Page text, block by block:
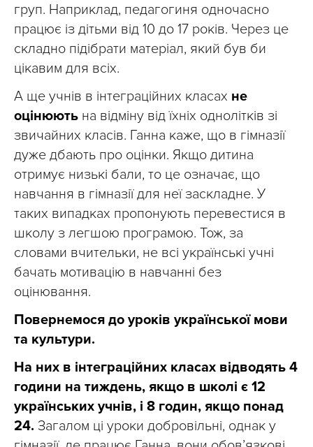
груп. Наприклад, педагогиня одночасно
працює із дітьми від 10 до 17 років. Через це
складно підібрати матеріал, який був би
цікавим для всіх.
А ще учнів в інтеграційних класах не
оцінюють на відміну від їхніх однолітків зі
звичайних класів. Ганна каже, що в гімназії
дуже дбають про оцінки. Якщо дитина
отримує низькі бали, то це означає, що
навчання в гімназії для неї заскладне. У
таких випадках пропонують перевестися в
школу з легшою програмою. Тож, за
словами вчительки, не всі українські учні
бачать мотивацію в навчанні без
оцінювання.
Повернемося до уроків української мови
та культури.
На них в інтеграційних класах відводять 4
години на тиждень, якщо в школі є 12
українських учнів, і 8 годин, якщо понад
24. Загалом ці уроки добровільні, однак у